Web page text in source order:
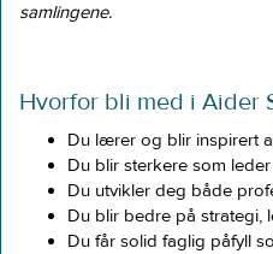
samlingene.
Hvorfor bli med i Aider
Du lærer og blir inspirert
Du blir sterkere som
Du utvikler deg både
Du blir bedre på strategi,
Du får solid faglig påfyll